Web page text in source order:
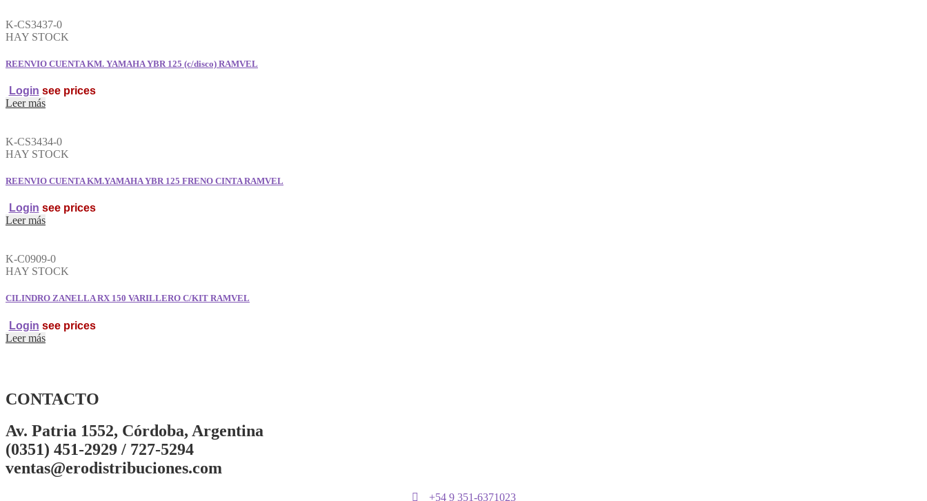
VARIAS
(GRANDE)
RAMVEL
K-CS3437-0
HAY STOCK
REENVIO CUENTA KM. YAMAHA YBR 125 (c/disco) RAMVEL
Login see prices
Leer más
K-CS3434-0
HAY STOCK
REENVIO CUENTA KM.YAMAHA YBR 125 FRENO CINTA RAMVEL
Login see prices
Leer más
K-C0909-0
HAY STOCK
CILINDRO ZANELLA RX 150 VARILLERO C/KIT RAMVEL
Login see prices
Leer más
CONTACTO
Av. Patria 1552, Córdoba, Argentina
(0351) 451-2929 / 727-5294
ventas@erodistribuciones.com
+54 9 351-6371023